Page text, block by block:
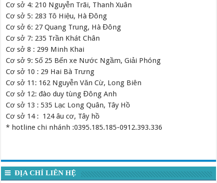
Cơ sở 4: 210 Nguyễn Trãi, Thanh Xuân
Cơ sở 5: 283 Tô Hiệu, Hà Đông
Cơ sở 6: 27 Quang Trung, Hà Đông
Cơ sở 7: 235 Trần Khát Chân
Cơ sở 8 : 299 Minh Khai
Cơ sở 9: Số 25 Bến xe Nước Ngầm, Giải Phóng
Cơ sở 10 : 29 Hai Bà Trưng
Cơ sở 11: 162 Nguyễn Văn Cừ, Long Biên
Cơ sở 12: đào duy tùng Đông Anh
Cơ sở 13 : 535 Lạc Long Quân, Tây Hồ
Cơ sở 14 : 124 âu cơ, Tây hồ
* hotline chi nhánh :0395.185.185-0912.393.336
ĐỊA CHỈ LIÊN HỆ